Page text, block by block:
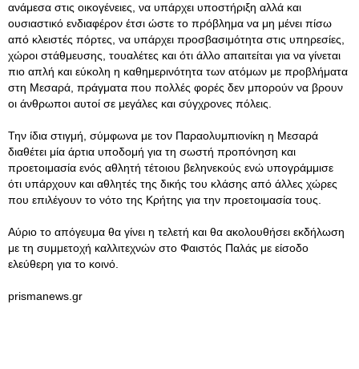
ανάμεσα στις οικογένειες, να υπάρχει υποστήριξη αλλά και
ουσιαστικό ενδιαφέρον έτσι ώστε το πρόβλημα να μη μένει πίσω
από κλειστές πόρτες, να υπάρχει προσβασιμότητα στις υπηρεσίες,
χώροι στάθμευσης, τουαλέτες και ότι άλλο απαιτείται για να γίνεται
πιο απλή και εύκολη η καθημερινότητα των ατόμων με προβλήματα
στη Μεσαρά, πράγματα που πολλές φορές δεν μπορούν να βρουν
οι άνθρωποι αυτοί σε μεγάλες και σύγχρονες πόλεις.
Την ίδια στιγμή, σύμφωνα με τον Παραολυμπιονίκη η Μεσαρά
διαθέτει μία άρτια υποδομή για τη σωστή προπόνηση και
προετοιμασία ενός αθλητή τέτοιου βεληνεκούς ενώ υπογράμμισε
ότι υπάρχουν και αθλητές της δικής του κλάσης από άλλες χώρες
που επιλέγουν το νότο της Κρήτης για την προετοιμασία τους.
Αύριο το απόγευμα θα γίνει η τελετή και θα ακολουθήσει εκδήλωση
με τη συμμετοχή καλλιτεχνών στο Φαιστός Παλάς με είσοδο
ελεύθερη για το κοινό.
prismanews.gr